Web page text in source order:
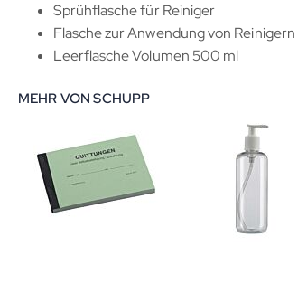
Sprühflasche für Reiniger
Flasche zur Anwendung von Reinigern
Leerflasche Volumen 500 ml
MEHR VON SCHUPP